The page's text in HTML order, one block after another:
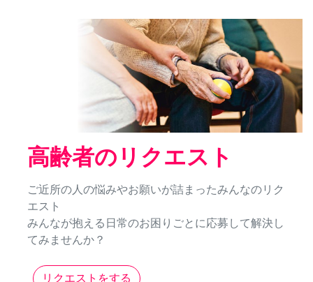
高齢者のリクエスト
ご近所の人の悩みやお願いが詰まったみんなのリク
エスト
みんなが抱える日常のお困りごとに応募して解決し
てみませんか？
リクエストをする